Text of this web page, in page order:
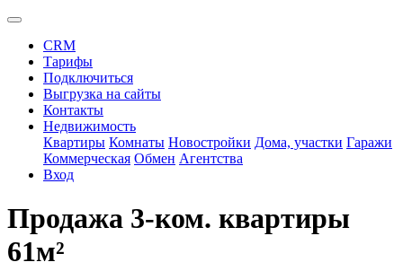
CRM
Тарифы
Подключиться
Выгрузка на сайты
Контакты
Недвижимость
Квартиры Комнаты Новостройки Дома, участки Гаражи
Коммерческая Обмен Агентства
Вход
Продажа 3-ком. квартиры
61м²